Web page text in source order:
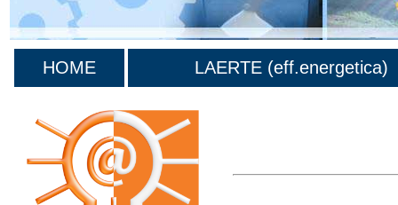
HOME LAERTE (eff.energetica)